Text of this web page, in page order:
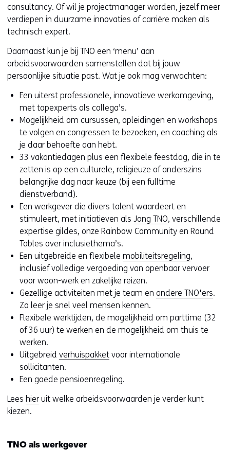
consultancy. Of wil je projectmanager worden, jezelf meer
verdiepen in duurzame innovaties of carrière maken als
technisch expert.
Daarnaast kun je bij TNO een ‘menu’ aan
arbeidsvoorwaarden samenstellen dat bij jouw
persoonlijke situatie past. Wat je ook mag verwachten:
Een uiterst professionele, innovatieve werkomgeving,
met topexperts als collega’s.
Mogelijkheid om cursussen, opleidingen en workshops
te volgen en congressen te bezoeken, en coaching als
je daar behoefte aan hebt.
33 vakantiedagen plus een flexibele feestdag, die in te
zetten is op een culturele, religieuze of anderszins
belangrijke dag naar keuze (bij een fulltime
dienstverband).
Een werkgever die divers talent waardeert en
stimuleert, met initiatieven als Jong TNO, verschillende
expertise gildes, onze Rainbow Community en Round
Tables over inclusiethema’s.
Een uitgebreide en flexibele mobiliteitsregeling,
inclusief volledige vergoeding van openbaar vervoer
voor woon-werk en zakelijke reizen.
Gezellige activiteiten met je team en andere TNO'ers.
Zo leer je snel veel mensen kennen.
Flexibele werktijden, de mogelijkheid om parttime (32
of 36 uur) te werken en de mogelijkheid om thuis te
werken.
Uitgebreid verhuispakket voor internationale
sollicitanten.
Een goede pensioenregeling.
Lees hier uit welke arbeidsvoorwaarden je verder kunt
kiezen.
TNO als werkgever